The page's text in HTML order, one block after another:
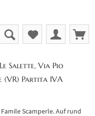
Salette, Via Pio
(VR) Partita IVA
Scamperle. Auf rund